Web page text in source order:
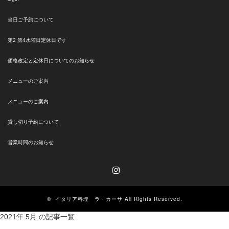
当日ご予約について
第2 第4水曜日定休日です
価格改定と定休日についてのお知らせ
メニューのご案内
メニューのご案内
貸し切り予約について
営業時間のお知らせ
© イタリア料理 ラ・カーサ All Rights Reserved.
2021年 5月 の記事一覧